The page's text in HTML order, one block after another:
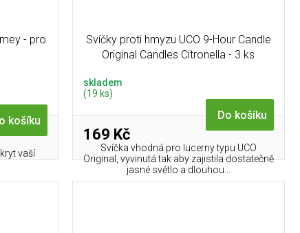
- pro
košíku
vaší
Svíčky proti hmyzu UCO 9-Hour Candle
Original Candles Citronella - 3 ks
skladem
(19 ks)
169 Kč
Do košíku
Svíčka vhodná pro lucerny typu UCO
Original, vyvinutá tak aby zajistila dostatečně
jasné světlo a dlouhou...